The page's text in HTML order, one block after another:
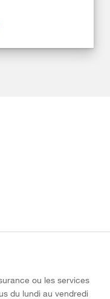
ou les services
du lundi au vendredi